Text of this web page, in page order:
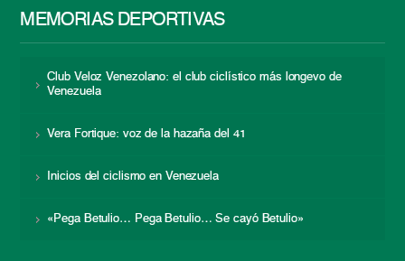
MEMORIAS DEPORTIVAS
Club Veloz Venezolano: el club ciclístico más longevo de
Venezuela
Vera Fortique: voz de la hazaña del 41
Inicios del ciclismo en Venezuela
«Pega Betulio… Pega Betulio… Se cayó Betulio»